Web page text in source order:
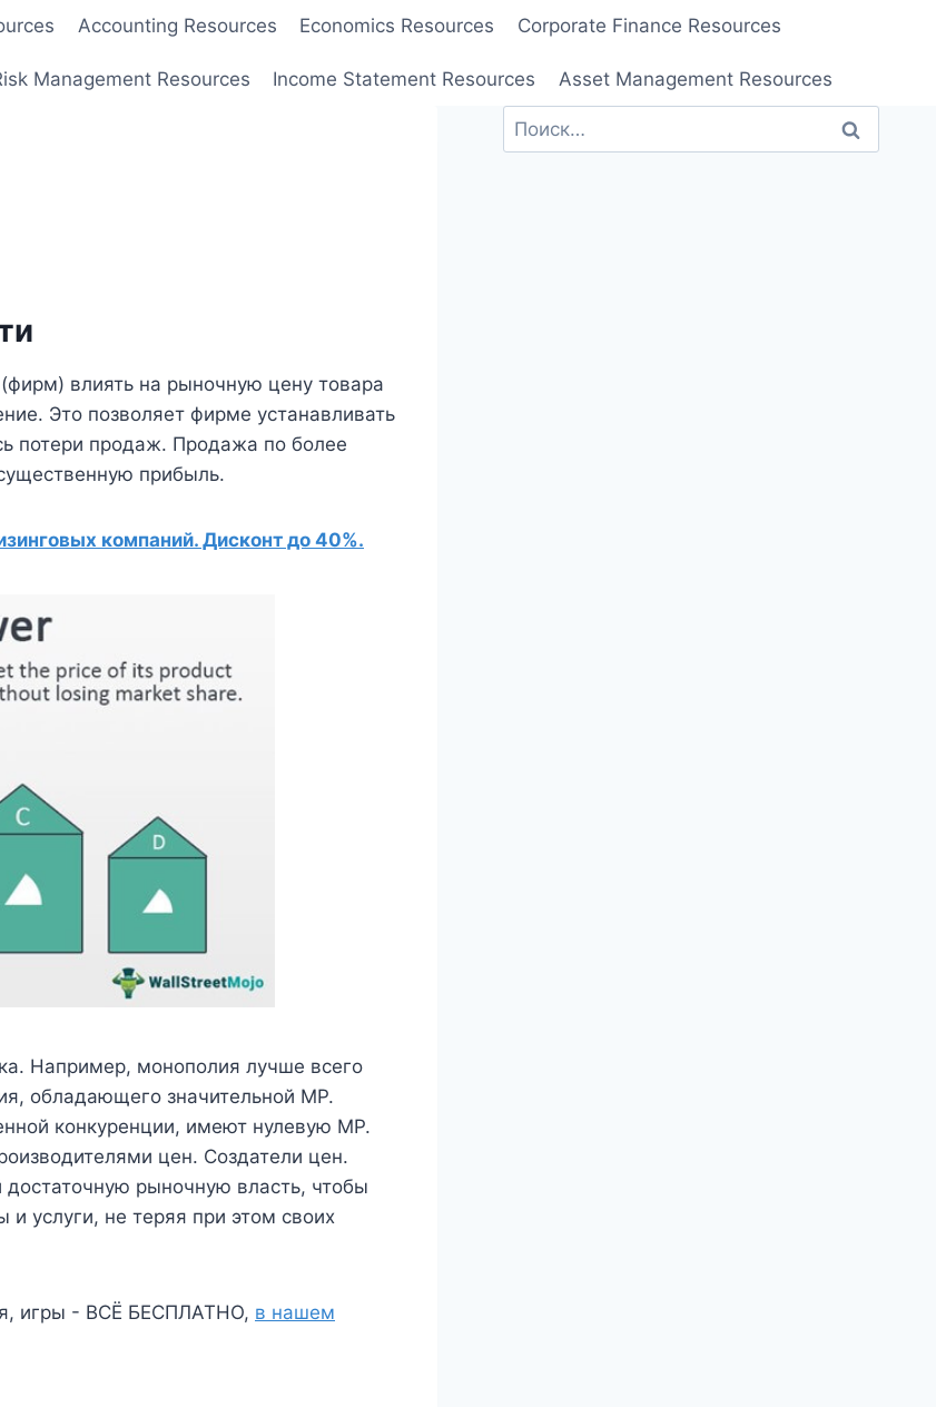
Accounting Resources Economics Resources Corporate Finance Resources
Management Resources Income Statement Resources Asset Management Resources
влиять на рыночную цену товара
Это позволяет фирме устанавливать
потери продаж. Продажа по более
прибыль.
компаний. Дисконт до 40%.
Например, монополия лучше всего
обладающего значительной MP.
конкуренции, имеют нулевую MP.
цен. Создатели цен.
рыночную власть, чтобы
услуги, не теряя при этом своих
игры - ВСЁ БЕСПЛАТНО, в нашем
Найти: